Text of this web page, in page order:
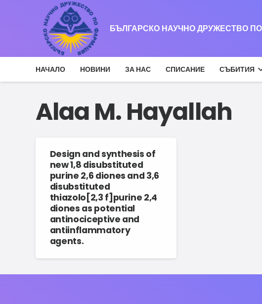
БЪЛГАРСКО НАУЧНО ДРУЖЕСТВО
НАЧАЛО НОВИНИ ЗА НАС СПИСАНИЕ СЪБИТИЯ
Alaa M. Hayallah
Design and synthesis of
new 1,8 disubstituted
purine 2,6 diones and 3,6
disubstituted
thiazolo[2,3 f]purine 2,4
diones as potential
antinociceptive and
antiinflammatory
agents.